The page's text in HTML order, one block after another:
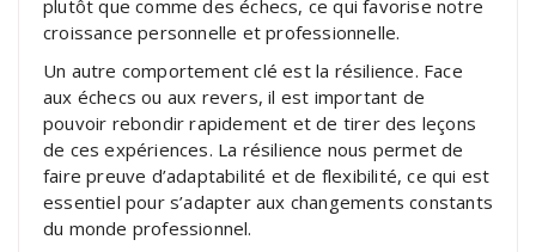
plutôt que comme des échecs, ce qui favorise notre
croissance personnelle et professionnelle.
Un autre comportement clé est la résilience. Face
aux échecs ou aux revers, il est important de
pouvoir rebondir rapidement et de tirer des leçons
de ces expériences. La résilience nous permet de
faire preuve d’adaptabilité et de flexibilité, ce qui est
essentiel pour s’adapter aux changements constants
du monde professionnel.